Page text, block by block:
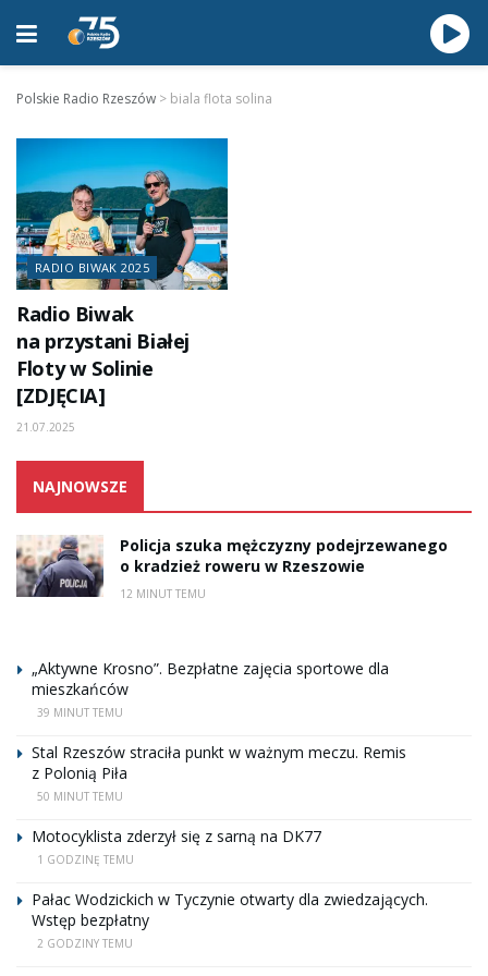
Polskie Radio Rzeszów > biala flota solina
RADIO BIWAK 2025
Radio Biwak
na przystani Białej
Floty w Solinie
[ZDJĘCIA]
21.07.2025
NAJNOWSZE
Policja szuka mężczyzny podejrzewanego
o kradzież roweru w Rzeszowie
12 MINUT TEMU
„Aktywne Krosno”. Bezpłatne zajęcia sportowe dla
mieszkańców
39 MINUT TEMU
Stal Rzeszów straciła punkt w ważnym meczu. Remis
z Polonią Piła
50 MINUT TEMU
Motocyklista zderzył się z sarną na DK77
1 GODZINĘ TEMU
Pałac Wodzickich w Tyczynie otwarty dla zwiedzających.
Wstęp bezpłatny
2 GODZINY TEMU